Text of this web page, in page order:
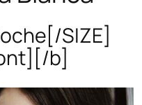
SIZE]
b]